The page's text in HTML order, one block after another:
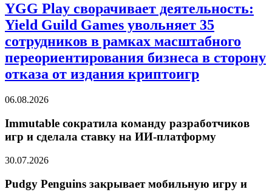
YGG Play сворачивает деятельность:
Yield Guild Games увольняет 35
сотрудников в рамках масштабного
переориентирования бизнеса в сторону
отказа от издания криптоигр
06.08.2026
Immutable сократила команду разработчиков
игр и сделала ставку на ИИ-платформу
30.07.2026
Pudgy Penguins закрывает мобильную игру и